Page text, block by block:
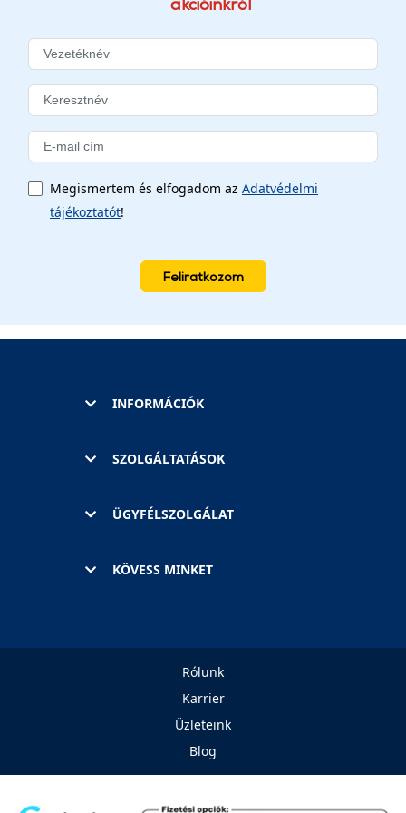
akcióinkról
Megismertem és elfogadom az Adatvédelmi
tájékoztatót!
Feliratkozom
INFORMÁCIÓK
SZOLGÁLTATÁSOK
ÜGYFÉLSZOLGÁLAT
KÖVESS MINKET
Rólunk
Karrier
Üzleteink
Blog